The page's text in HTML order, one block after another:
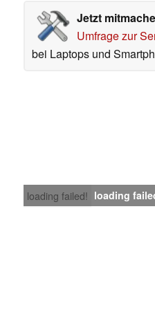
Jetzt
Umfrage zur
bei Laptops und
loading failed! loading